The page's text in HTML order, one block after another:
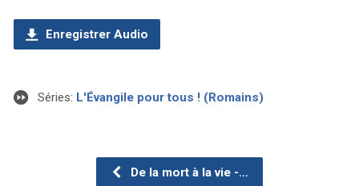
Enregistrer Audio
Séries: L'Évangile pour tous ! (Romains)
De la mort à la vie -…